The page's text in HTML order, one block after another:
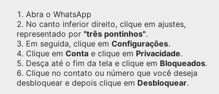
Abra o WhatsApp
No canto inferior direito, clique em ajustes,
representado por "três pontinhos".
Em seguida, clique em Configurações.
Clique em Conta e clique em Privacidade.
Desça até o fim da tela e clique em Bloqueados.
Clique no contato ou número que você deseja
desbloquear e depois clique em Desbloquear.